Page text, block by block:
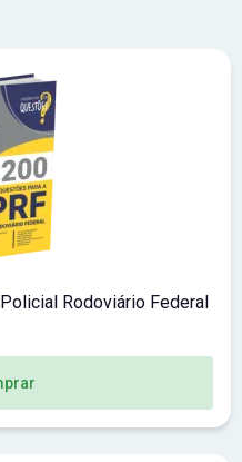
Rodoviário Federal